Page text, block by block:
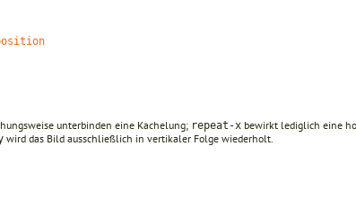
unterbinden eine Kachelung; repeat-x bewirkt lediglich eine
wird das Bild ausschließlich in vertikaler Folge wiederholt.